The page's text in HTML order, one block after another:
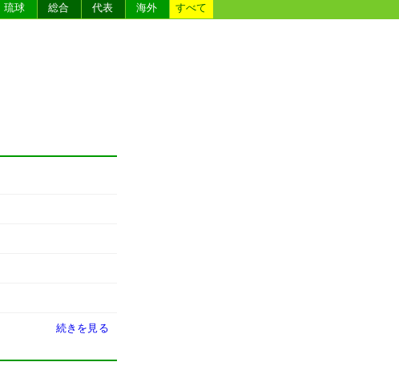
琉球 総合 代表 海外 すべて
続きを見る